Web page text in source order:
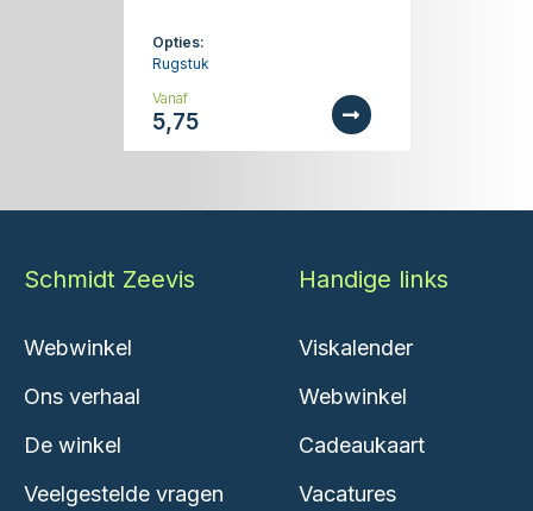
Opties:
Rugstuk
Vanaf
5,75
Schmidt Zeevis
Webwinkel
Ons verhaal
De winkel
Veelgestelde vragen
Handige links
Viskalender
Webwinkel
Cadeaukaart
Vacatures